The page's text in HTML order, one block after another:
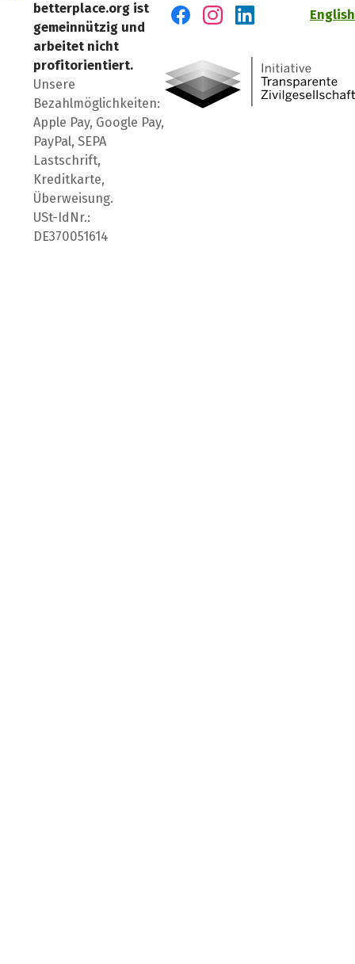
betterplace.org ist
gemeinnützig und
arbeitet nicht
profitorientiert.
Unsere
Bezahlmöglichkeiten:
Apple Pay, Google Pay,
PayPal, SEPA
Lastschrift,
Kreditkarte,
Überweisung.
USt-IdNr.:
DE370051614
English